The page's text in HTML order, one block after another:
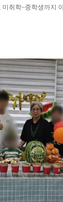
취학~중학생까지